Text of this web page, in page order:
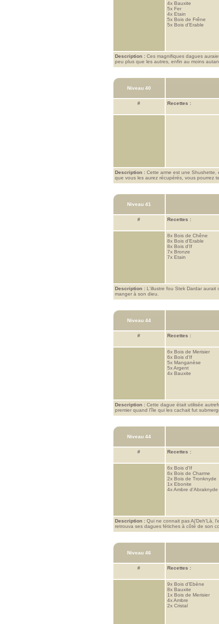
4x Bauxite
5x Fer
4x Etain
5x Bois de Frêne
5x Bois d'Erable
Description : Ces magnifiques dagues
peu plus que les autres, enfin au moins
Niveau 40
# Recettes :
Description : Cette arme est une Shushette,
que vous les aurez récupérés, vous pourrez
Niveau 41
# Recettes :
8x Bois de Chêne
8x Bois d'Erable
8x Bois d'If
7x Bronze
7x Etain
Description : L'illustre fou Stek Dardar aurait
manger à son dieu.
Niveau 44
# Recettes :
6x Bois de Merisier
6x Bois d'If
5x Manganèse
5xArgent
4x Bauxite
Description : Cette dague était utilisée
premier quand l'île qui les cachait fut
Niveau 44
# Recettes :
6x Bois d'If
6x Bois de Charme
2x Bois de Tronknyde
1x Ebonite
4xAmbre d'Abraknyde
Description : Qui ne connait pas Aj'Deh'Là,
retrouva ses dagues fétiches à côté de son
Niveau 46
# Recettes :
9x Bois d'Ebène
8x Bauxite
1x Bois de Merisier
4xAmbre
2x Cristal